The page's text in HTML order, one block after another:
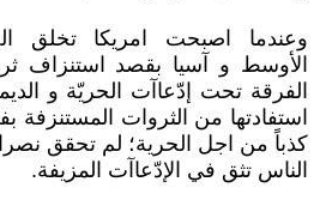
وعندما اصبحت امريكا تخلق
الأوسط و آسيا بقصد استنزاف
الفرقة تحت إدّعاآت الحريّة و
استفادتها من الثروات المستنزفة
كذباً من اجل الحرية؛ لم تحقق
الناس تثق في الإدّعاآت المزيفة.